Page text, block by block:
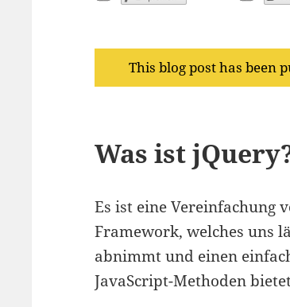
This blog post has been
Was ist
Es ist eine Vereinfachung
Framework, welches uns
abnimmt und einen
JavaScript-Methoden